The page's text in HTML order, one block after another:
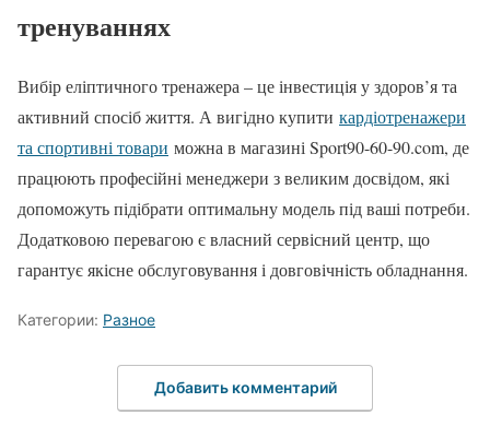
тренуваннях
Вибір еліптичного тренажера – це інвестиція у здоров’я та
активний спосіб життя. А вигідно купити кардіотренажери
та спортивні товари можна в магазині Sport90-60-90.com, де
працюють професійні менеджери з великим досвідом, які
допоможуть підібрати оптимальну модель під ваші потреби.
Додатковою перевагою є власний сервісний центр, що
гарантує якісне обслуговування і довговічність обладнання.
Категории: Разное
Добавить комментарий